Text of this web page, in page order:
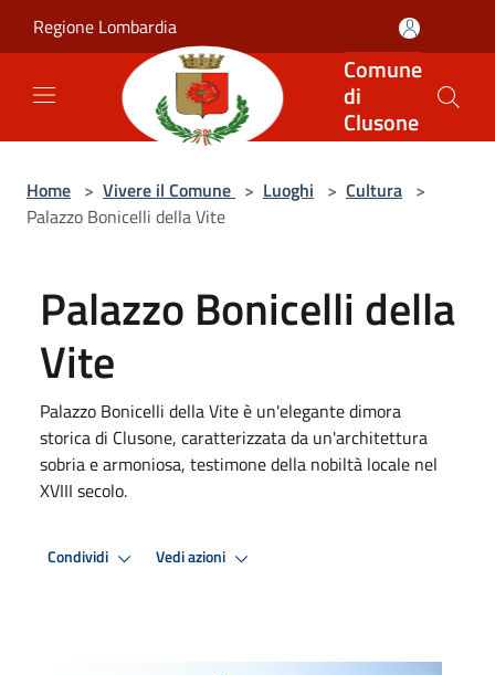
Regione Lombardia
Comune
di
Clusone
Home > Vivere il Comune > Luoghi > Cultura >
Palazzo Bonicelli della Vite
Palazzo Bonicelli della
Vite
Palazzo Bonicelli della Vite è un'elegante dimora
storica di Clusone, caratterizzata da un'architettura
sobria e armoniosa, testimone della nobiltà locale nel
XVIII secolo.
Condividi Vedi azioni